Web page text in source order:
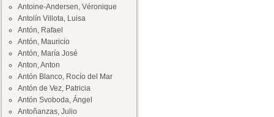
Antoine-Andersen, Véronique
Antolín Villota, Luisa
Antón, Rafael
Antón, Mauricio
Antón, María José
Anton, Anton
Antón Blanco, Rocío del Mar
Antón de Vez, Patricia
Antón Svoboda, Ángel
Antoñanzas, Julio